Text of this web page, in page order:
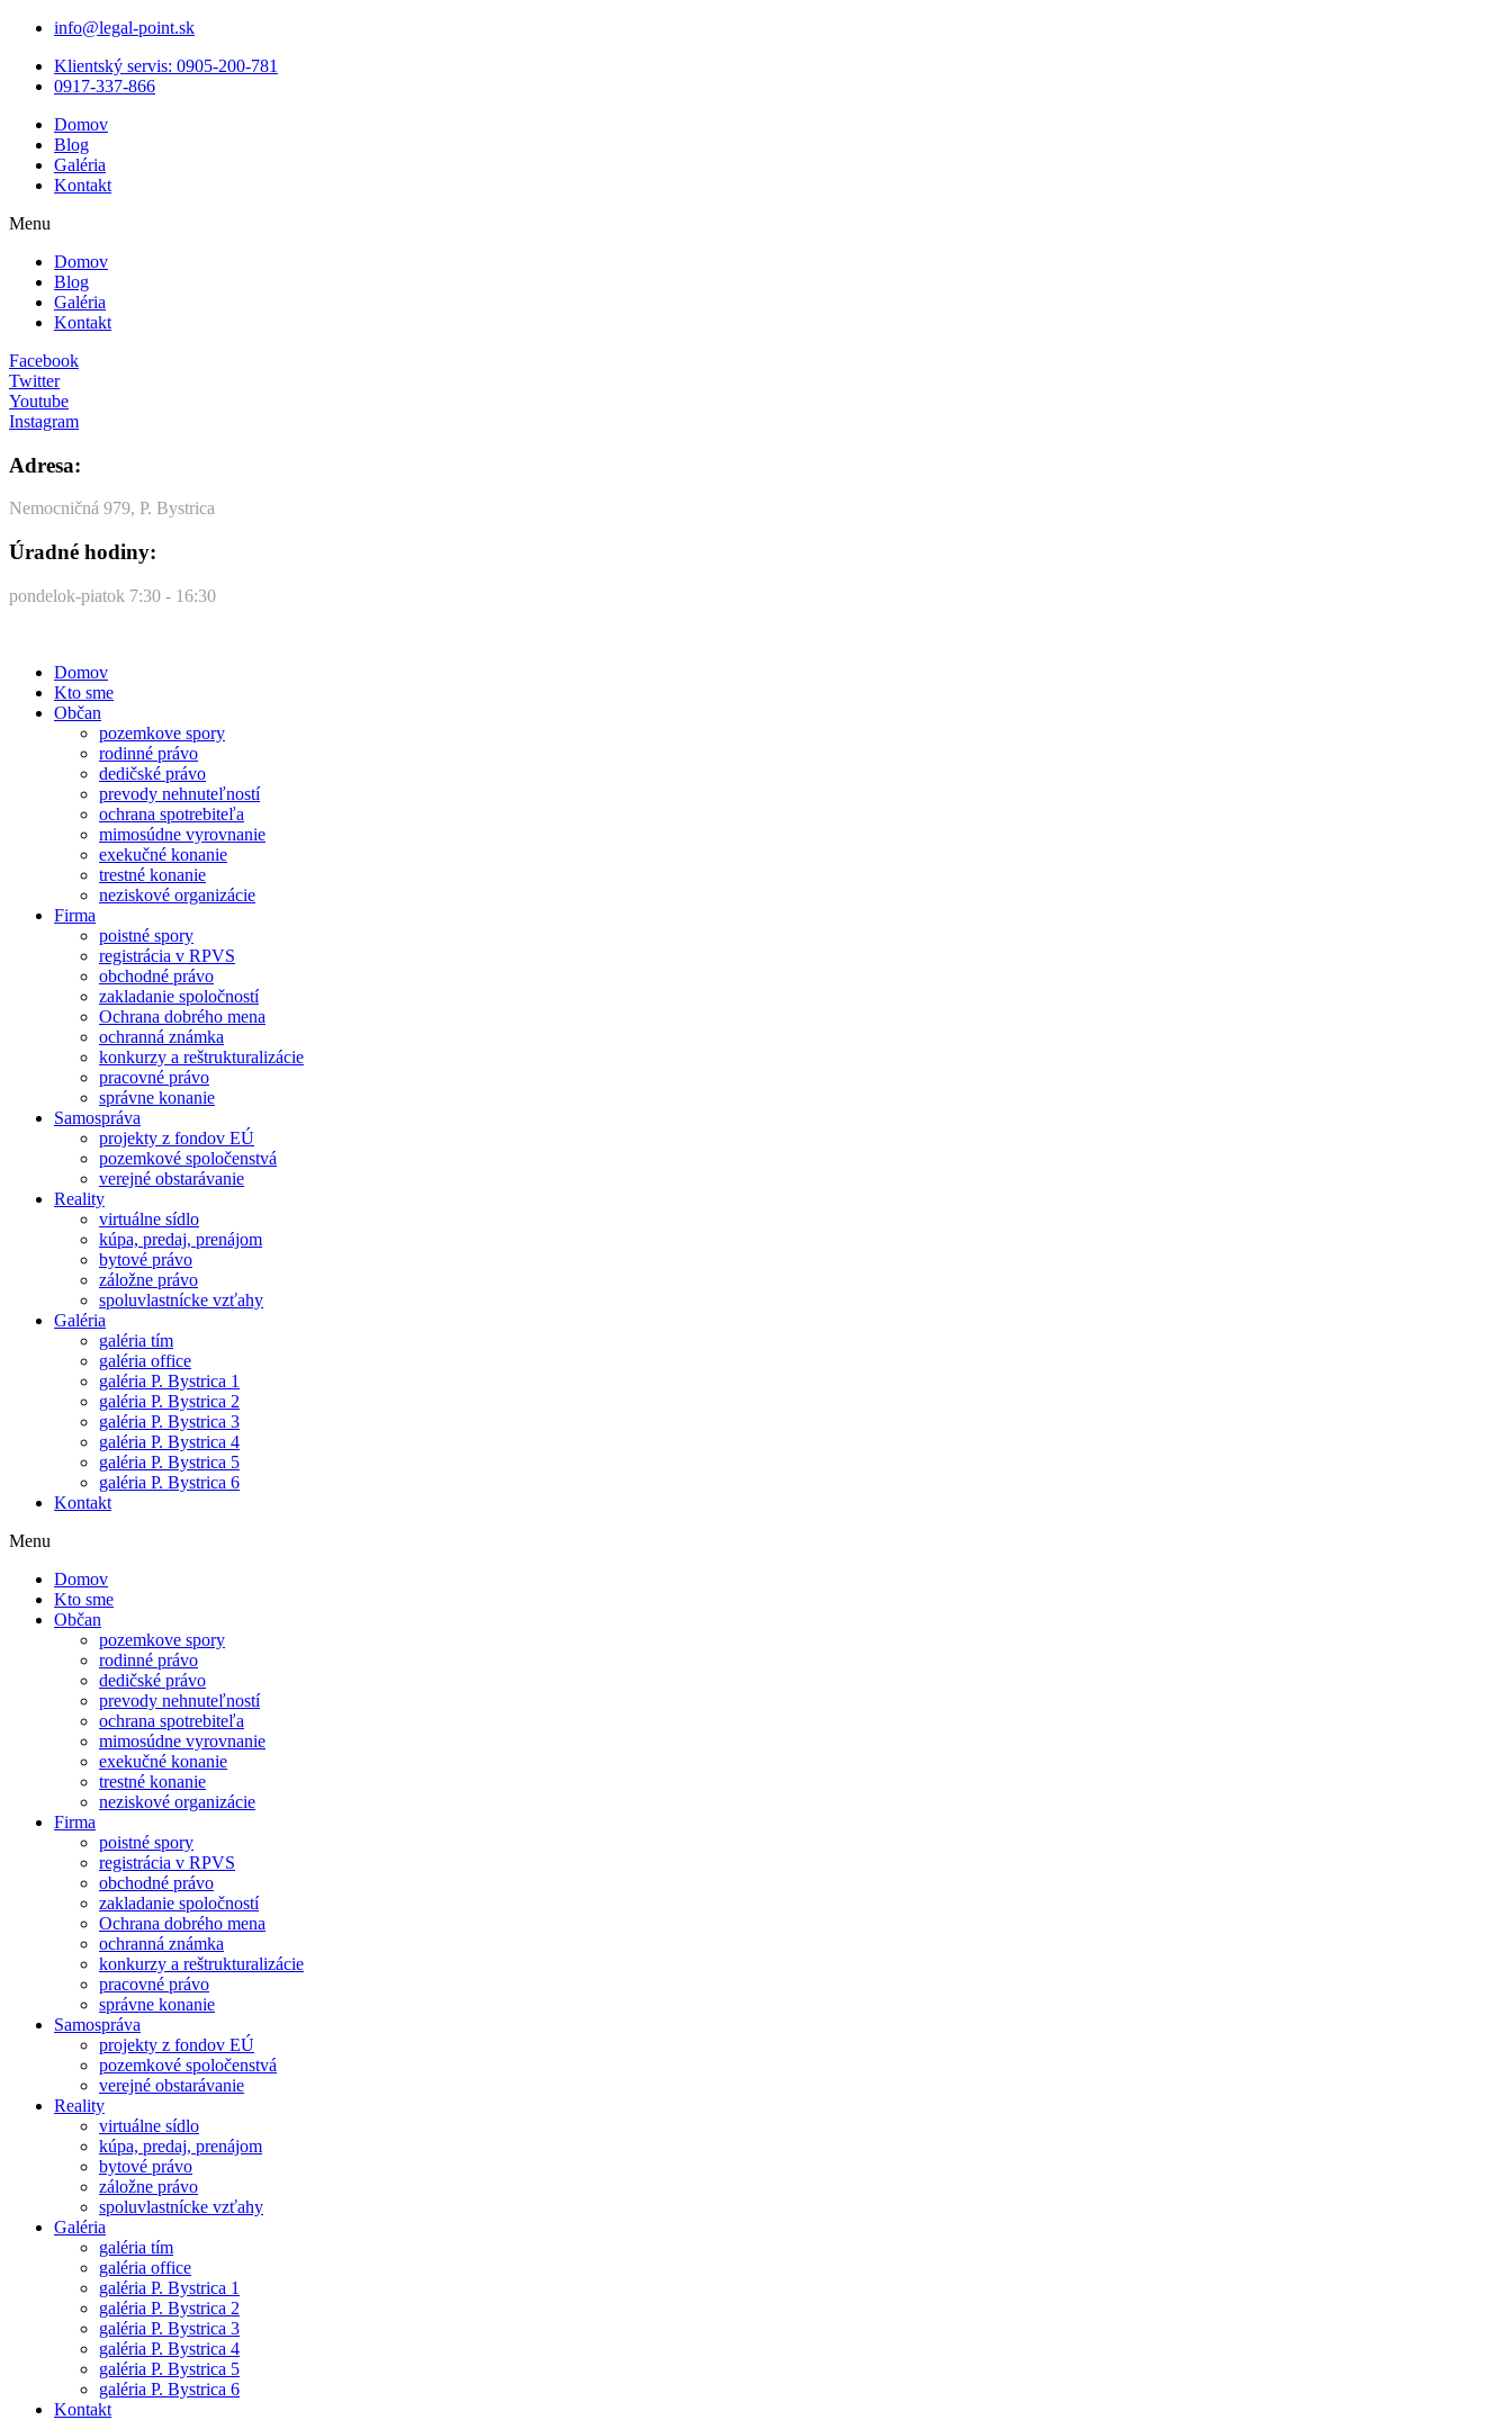
info@legal-point.sk
Klientský servis: 0905-200-781
0917-337-866
Domov
Blog
Galéria
Kontakt
Menu
Domov
Blog
Galéria
Kontakt
Facebook
Twitter
Youtube
Instagram
Adresa:
Nemocničná 979, P. Bystrica
Úradné hodiny:
pondelok-piatok 7:30 - 16:30
Domov
Kto sme
Občan
pozemkove spory
rodinné právo
dedičské právo
prevody nehnuteľností
ochrana spotrebiteľa
mimosúdne vyrovnanie
exekučné konanie
trestné konanie
neziskové organizácie
Firma
poistné spory
registrácia v RPVS
obchodné právo
zakladanie spoločností
Ochrana dobrého mena
ochranná známka
konkurzy a reštrukturalizácie
pracovné právo
správne konanie
Samospráva
projekty z fondov EÚ
pozemkové spoločenstvá
verejné obstarávanie
Reality
virtuálne sídlo
kúpa, predaj, prenájom
bytové právo
záložne právo
spoluvlastnícke vzťahy
Galéria
galéria tím
galéria office
galéria P. Bystrica 1
galéria P. Bystrica 2
galéria P. Bystrica 3
galéria P. Bystrica 4
galéria P. Bystrica 5
galéria P. Bystrica 6
Kontakt
Menu
Domov
Kto sme
Občan
pozemkove spory
rodinné právo
dedičské právo
prevody nehnuteľností
ochrana spotrebiteľa
mimosúdne vyrovnanie
exekučné konanie
trestné konanie
neziskové organizácie
Firma
poistné spory
registrácia v RPVS
obchodné právo
zakladanie spoločností
Ochrana dobrého mena
ochranná známka
konkurzy a reštrukturalizácie
pracovné právo
správne konanie
Samospráva
projekty z fondov EÚ
pozemkové spoločenstvá
verejné obstarávanie
Reality
virtuálne sídlo
kúpa, predaj, prenájom
bytové právo
záložne právo
spoluvlastnícke vzťahy
Galéria
galéria tím
galéria office
galéria P. Bystrica 1
galéria P. Bystrica 2
galéria P. Bystrica 3
galéria P. Bystrica 4
galéria P. Bystrica 5
galéria P. Bystrica 6
Kontakt